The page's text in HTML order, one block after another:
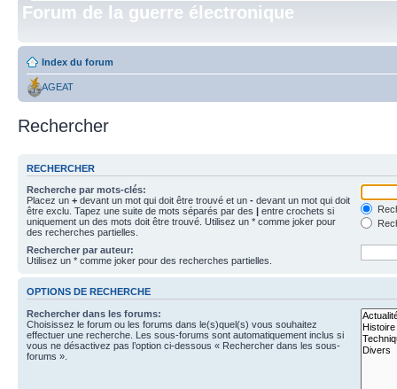
Forum de la guerre électronique
Index du forum
AGEAT
Rechercher
RECHERCHER
Recherche par mots-clés:
Placez un + devant un mot qui doit être trouvé et un - devant un mot qui doit
être exclu. Tapez une suite de mots séparés par des | entre crochets si
uniquement un des mots doit être trouvé. Utilisez un * comme joker pour
des recherches partielles.
Rechercher par auteur:
Utilisez un * comme joker pour des recherches partielles.
OPTIONS DE RECHERCHE
Rechercher dans les forums:
Choisissez le forum ou les forums dans le(s)quel(s) vous souhaitez
effectuer une recherche. Les sous-forums sont automatiquement inclus si
vous ne désactivez pas l’option ci-dessous « Rechercher dans les sous-
forums ».